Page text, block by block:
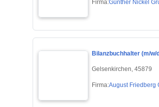
Firma:Günther Nickel
Bilanzbuchhalter (m/w/
Gelsenkirchen, 45879
Firma:August Friedberg